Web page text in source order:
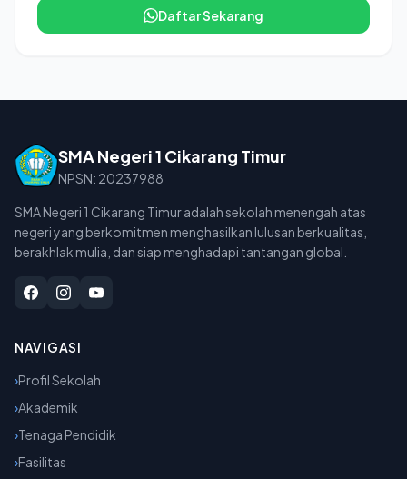
Daftar Sekarang
SMA Negeri 1 Cikarang Timur
NPSN: 20237988
SMA Negeri 1 Cikarang Timur adalah sekolah menengah atas
negeri yang berkomitmen menghasilkan lulusan berkualitas,
berakhlak mulia, dan siap menghadapi tantangan global.
NAVIGASI
›Profil Sekolah
›Akademik
›Tenaga Pendidik
›Fasilitas